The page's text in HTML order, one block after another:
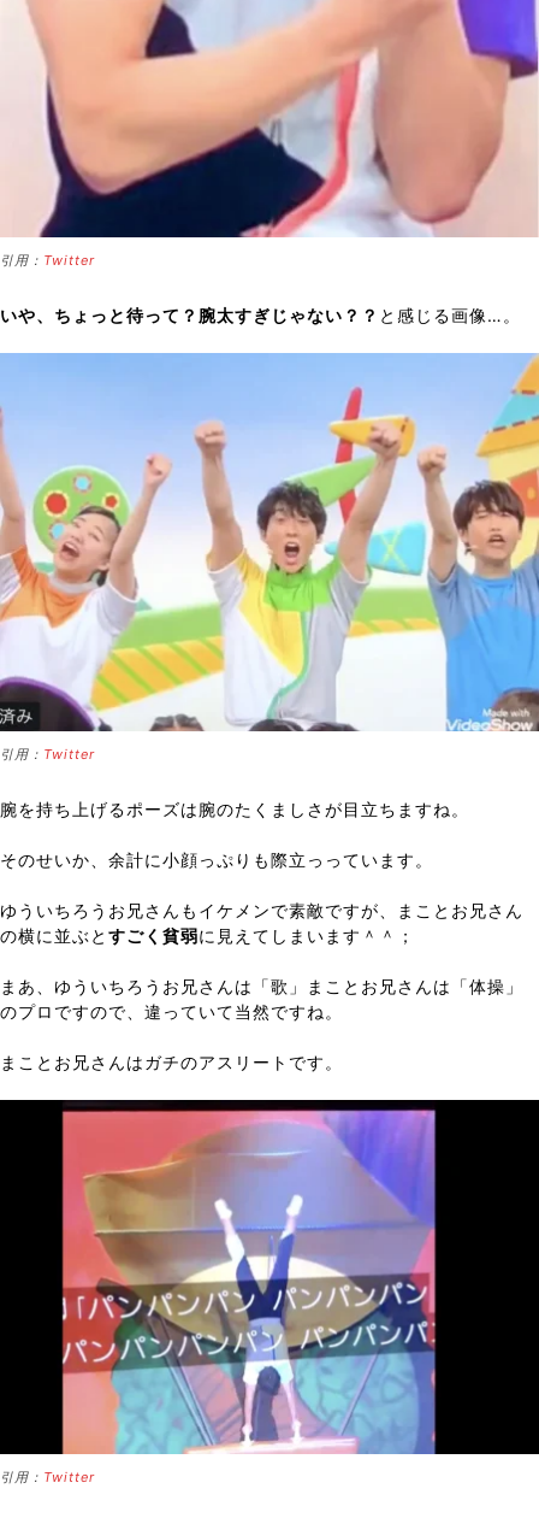
引用： Twitter
いや、ちょっと待って？腕太すぎじゃない？？ と感じる画像…。
引用： Twitter
腕を持ち上げるポーズは腕のたくましさが目立ちますね。
そのせいか、余計に小顔っぷりも際立っっています。
ゆういちろうお兄さんもイケメンで素敵ですが、まことお兄さん
の横に並ぶと すごく貧弱に見えてしまいます＾＾；
まあ、ゆういちろうお兄さんは「歌」まことお兄さんは「体操」
のプロですので、違っていて当然ですね。
まことお兄さんはガチのアスリートです。
引用： Twitter